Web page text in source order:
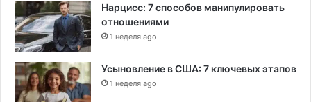
Нарцисс: 7 способов манипулировать
отношениями
1 неделя ago
Усыновление в США: 7 ключевых этапов
1 неделя ago